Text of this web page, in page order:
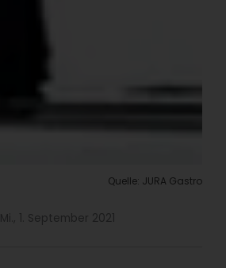
Quelle: JURA Gastro
Mi., 1. September 2021